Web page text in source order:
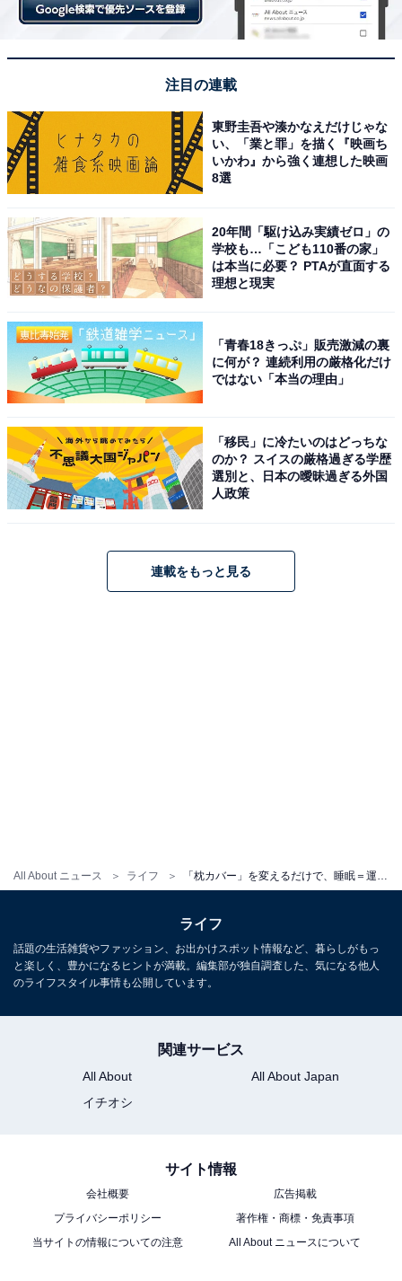
All About ニュース ライフ
アップを期待できます。
合のピンクは避けたほうがいいかもしれません。ピンク
は、「水」の気を持つ女性とは相性がいい色ですが、
「火」の気を持つ男性とは相性が悪く、衰退させてしま
う可能性もあるため注意しましょう。
■水色
水色は、心を落ち着けて集中力を高める効果があるとい
われています。頭がスッキリし、冷静な判断ができるこ
とから、勉強運や仕事運を高めたい人は取り入れたいカ
ラーです。また、食欲を抑制する効果もあるため、ダイ
エットしている人にも最適です。
ただし、風水で「陰」の気を持つ女性は、ブルーやグレ
「陰」の気を多く取り込み過ぎてしまい、運気が下がっ
てしまうといわれているので、避けたほうがいいでしょ
う。
気を付けて！ 枕カバーに良くない
色とは
お賽銭「10円」は縁起が悪い!? 「泣くようなご
縁にあう」「ろくなご縁がない」…他にもあ
る“NG金額”
2
注目の連載
東野圭吾や湊かなえだけじゃな
い、「業と罪」を描く『映画ち
いかわ』から強く連想した映画
8選
20年間「駆け込み実績ゼロ」の
学校も…「こども110番の家」
は本当に必要？ PTAが直面する
理想と現実
「青春18きっぷ」販売激減の裏
に何が？ 連続利用の厳格化だけ
ではない「本当の理由」
「移民」に冷たいのはどっちな
のか？ スイスの厳格過ぎる学歴
選別と、日本の曖昧過ぎる外国
人政策
連載をもっと見る
ライフ
話題の生活雑貨やファッション、お出かけスポット情報など、暮らしがもっ
と楽しく、豊かになるヒントが満載。編集部が独自調査した、気になる他人
のライフスタイル事情も公開しています。
関連サービス
All About
All About Japan
イチオシ
サイト情報
会社概要
広告掲載
プライバシーポリシー
著作権・商標・免責事項
当サイトの情報についての注意
All About ニュースについて